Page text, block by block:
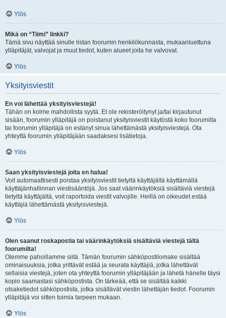
Ylös
Mikä on “Tiimi” linkki?
Tämä sivu näyttää sinulle listan foorumin henkilökunnasta, mukaanluettuna
ylläpitäjät, valvojat ja muut tiedot, kuten alueet joita he valvovat.
Ylös
Yksityisviestit
En voi lähettää yksityisviestejä!
Tähän on kolme mahdollista syytä. Et ole rekisteröitynyt ja/tai kirjautunut
sisään, foorumin ylläpitäjä on poistanut yksityisviestit käytöstä koko foorumilta
tai foorumin ylläpitäjä on estänyt sinua lähettämästä yksityisviestejä. Ota
yhteyttä foorumin ylläpitäjään saadaksesi lisätietoja.
Ylös
Saan yksityisviestejä joita en halua!
Voit automaattisesti poistaa yksityisviestit tietyltä käyttäjältä käyttämällä
käyttäjänhallinnan viestisääntöjä. Jos saat väärinkäytöksiä sisältäviä viestejä
tietyltä käyttäjältä, voit raportoida viestit valvojille. Heillä on oikeudet estää
käyttäjiä lähettämästä yksityisviestejä.
Ylös
Olen saanut roskapostia tai väärinkäytöksiä sisältäviä viestejä tältä
foorumilta!
Olemme pahoillamme siitä. Tämän foorumin sähköpostilomake sisältää
ominaisuuksia, jotka yrittävät estää ja seurata käyttäjiä, jotka lähettävät
sellaisia viestejä, joten ota yhteyttä foorumin ylläpitäjään ja lähetä hänelle täysi
kopio saamastasi sähköpostista. On tärkeää, että se sisältää kaikki
otsaketiedot sähköpostista, jotka sisältävät viestin lähettäjän tiedot. Foorumin
ylläpitäjä voi sitten toimia tarpeen mukaan.
Ylös